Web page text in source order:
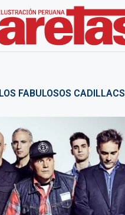
LOS FABULOSOS CADILLACS